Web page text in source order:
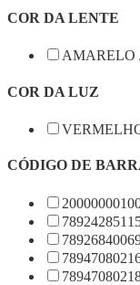
COR DA LENTE
AMARELO
COR DA LUZ
CÓDIGO DE